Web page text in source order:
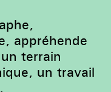
appréhende
terrain
un travail